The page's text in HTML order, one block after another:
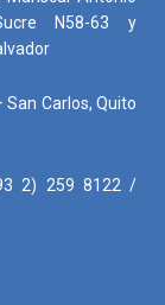
N58-63 y
San Carlos, Quito
2) 259 8122 /